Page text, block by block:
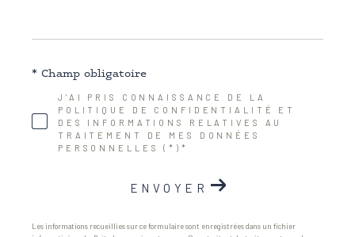
J'AI PRIS CONNAISSANCE DE LA
POLITIQUE DE CONFIDENTIALITÉ ET
DES INFORMATIONS RELATIVES AU
TRAITEMENT DE MES DONNÉES
PERSONNELLES (*)*
* Champ obligatoire
ENVOYER
Les informations recueillies sur ce formulaire sont enregistrées dans un fichier